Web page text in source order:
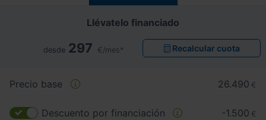
Llévatelo financiado
desde 297 €/mes* Recalcular cuota
Precio base 26.490 €
Descuento por financiación -1.500 €